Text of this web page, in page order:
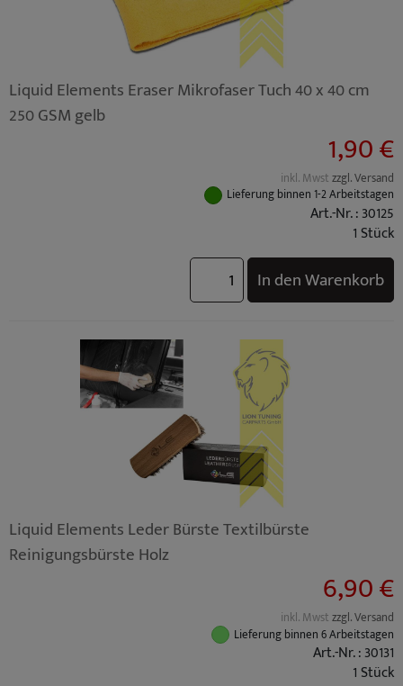
Liquid Elements Eraser Mikrofaser Tuch 40 x 40 cm
250 GSM gelb
1,90 €
inkl. Mwstzzgl. Versand
Lieferung binnen 1-2 Arbeitstagen
Art.-Nr. : 30125
1 Stück
In den Warenkorb
Liquid Elements Leder Bürste Textilbürste
Reinigungsbürste Holz
6,90 €
inkl. Mwstzzgl. Versand
Lieferung binnen 6 Arbeitstagen
Art.-Nr. : 30131
1 Stück